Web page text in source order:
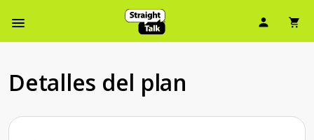
Menú de barra de navegación
Ícono
Detalles del plan